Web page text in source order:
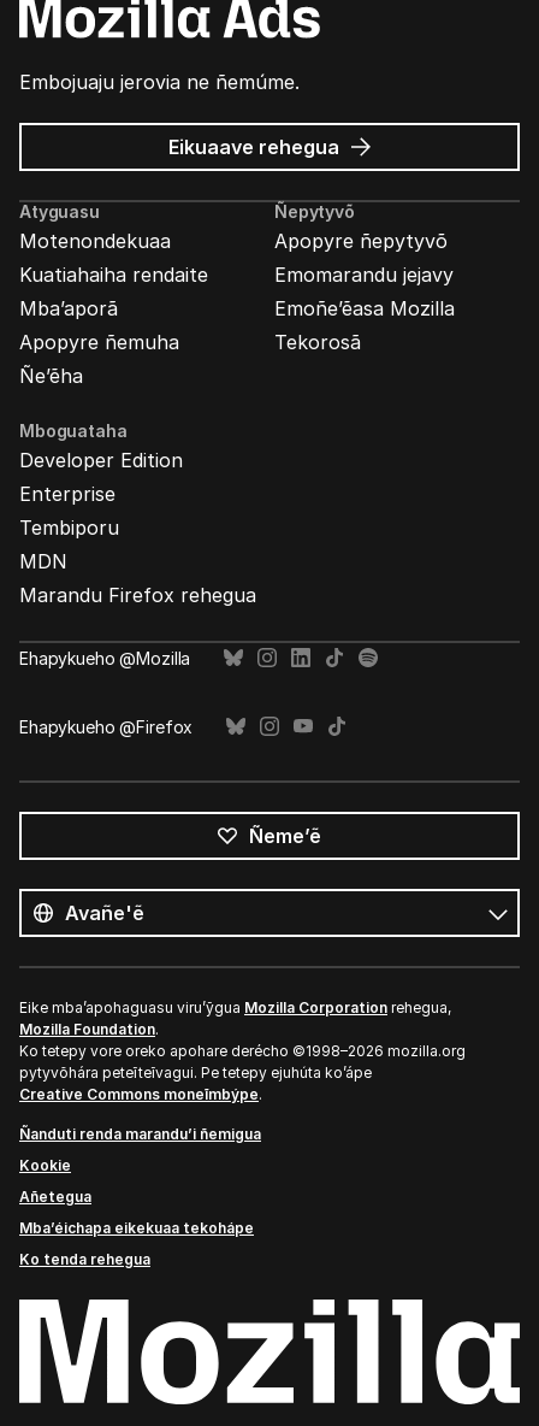
Embojuaju jerovia ne ñemúme.
Eikuaave Mozilla
marandu’i
rehegua
Atyguasu
Motenondekuaa
Kuatiahaiha rendaite
Mba’aporã
Apopyre ñemuha
Ñe’ẽha
Ñepytyvõ
Apopyre ñepytyvõ
Emomarandu jejavy
Emoñe’ẽasa Mozilla
Tekorosã
Mboguataha
Developer Edition
Enterprise
Tembiporu
MDN
Marandu Firefox rehegua
Ehapykueho @Mozilla
Ehapykueho @Firefox
Ñeme’ẽ
ñe’ẽ
Ñe’ẽ
Eike mba’apohaguasu viru’ỹgua Mozilla Corporation rehegua,
Mozilla Foundation.
Ko tetepy vore oreko apohare derécho ©1998–2026 mozilla.org
pytyvõhára peteĩteĩvagui. Pe tetepy ejuhúta ko’ápe
Creative Commons moneĩmbýpe.
Ñanduti renda marandu’i ñemigua
Kookie
Añetegua
Mba’éichapa eikekuaa tekohápe
Ko tenda rehegua